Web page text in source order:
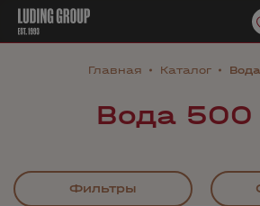
Главная Каталог
Вода 500
Фильтры